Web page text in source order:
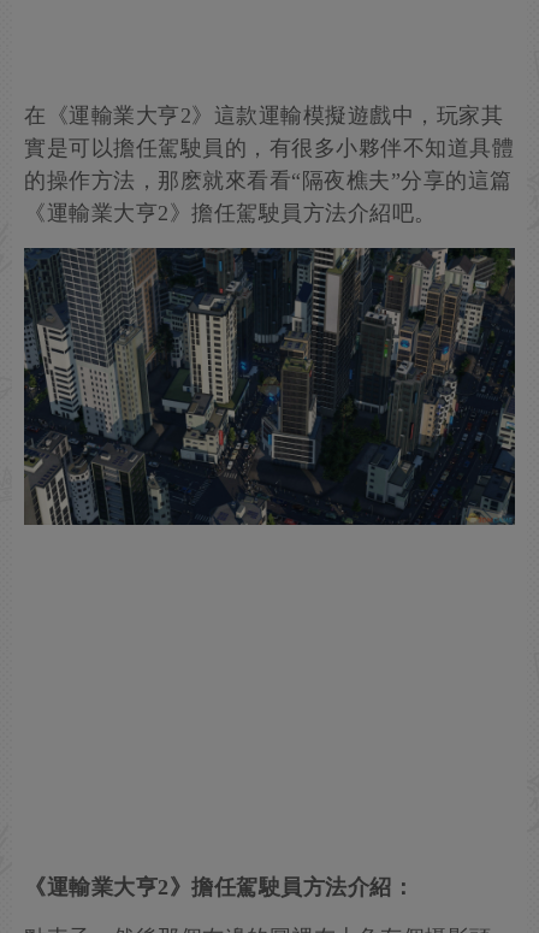
在《運輸業大亨2》這款運輸模擬遊戲中，玩家其
實是可以擔任駕駛員的，有很多小夥伴不知道具體
的操作方法，那麽就來看看“隔夜樵夫”分享的這篇
《運輸業大亨2》擔任駕駛員方法介紹吧。
《運輸業大亨2》擔任駕駛員方法介紹：